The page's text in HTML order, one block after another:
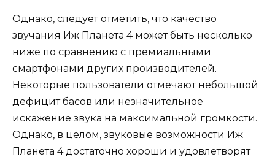
Однако, следует отметить, что качество
звучания Иж Планета 4 может быть несколько
ниже по сравнению с премиальными
смартфонами других производителей.
Некоторые пользователи отмечают небольшой
дефицит басов или незначительное
искажение звука на максимальной громкости.
Однако, в целом, звуковые возможности Иж
Планета 4 достаточно хороши и удовлетворят